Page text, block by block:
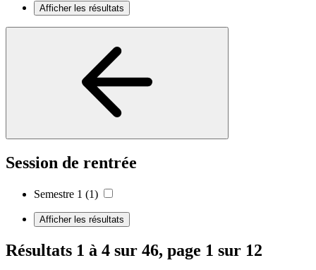
Afficher les résultats
Session de rentrée
Semestre 1 (1)
Afficher les résultats
Résultats 1 à 4 sur 46, page 1 sur 12